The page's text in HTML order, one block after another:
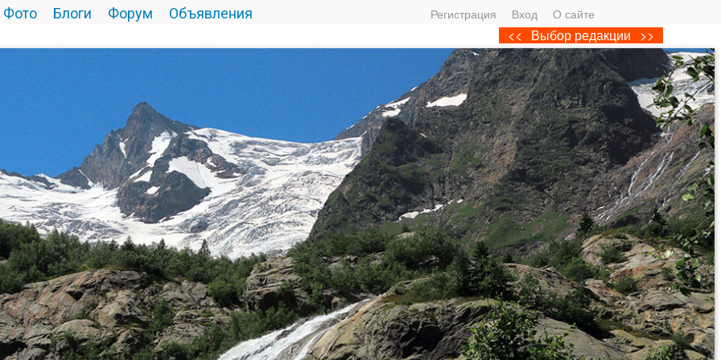
Фото Блоги Форум Объявления Регистрация Вход О сайте
<< Выбор редакции >>